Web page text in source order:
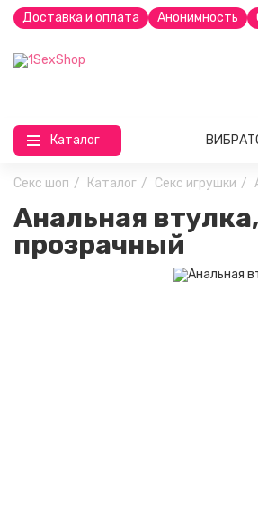
Доставка и оплата Анонимность
Каталог
Секс шоп Каталог Секс игрушки
Анальная
прозрачный